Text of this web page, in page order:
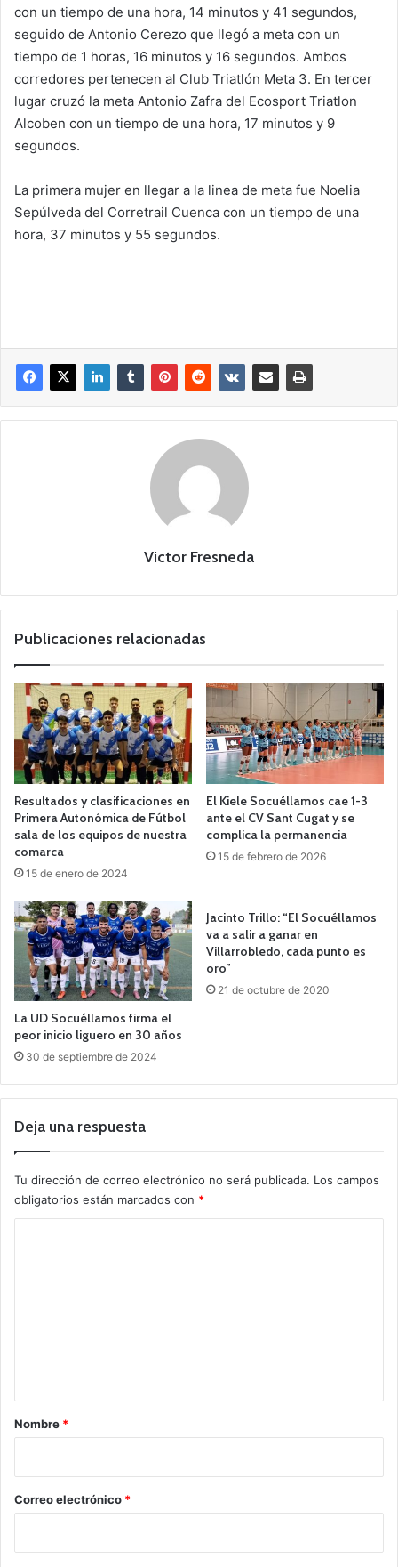
con un tiempo de una hora, 14 minutos y 41 segundos,
seguido de Antonio Cerezo que llegó a meta con un
tiempo de 1 horas, 16 minutos y 16 segundos. Ambos
corredores pertenecen al Club Triatlón Meta 3. En tercer
lugar cruzó la meta Antonio Zafra del Ecosport Triatlon
Alcoben con un tiempo de una hora, 17 minutos y 9
segundos.
La primera mujer en llegar a la linea de meta fue Noelia
Sepúlveda del Corretrail Cuenca con un tiempo de una
hora, 37 minutos y 55 segundos.
Victor Fresneda
Publicaciones relacionadas
Resultados y clasificaciones en
Primera Autonómica de Fútbol
sala de los equipos de nuestra
comarca
15 de enero de 2024
El Kiele Socuéllamos cae 1-3
ante el CV Sant Cugat y se
complica la permanencia
15 de febrero de 2026
La UD Socuéllamos firma el
peor inicio liguero en 30 años
30 de septiembre de 2024
Jacinto Trillo: “El Socuéllamos
va a salir a ganar en
Villarrobledo, cada punto es
oro”
21 de octubre de 2020
Deja una respuesta
Tu dirección de correo electrónico no será publicada. Los campos
obligatorios están marcados con *
r
*
Nombre *
Correo electrónico *